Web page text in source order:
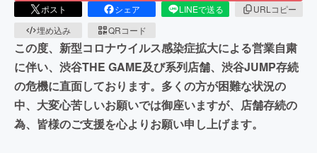
ポスト シェア LINEで送る
URLコピー
埋め込み
QRコード
この度、新型コロナウイルス感染症拡大による営業自粛
に伴い、渋谷THE GAME及び系列店舗、渋谷JUMP存続
の危機に直面しております。多くの方が困難な状況の
中、大変心苦しいお願いでは御座いますが、店舗存続の
為、皆様のご支援を心よりお願い申し上げます。